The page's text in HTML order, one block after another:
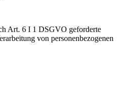
Art. 6 I 1 DSGVO geforderte
von personenbezogenen